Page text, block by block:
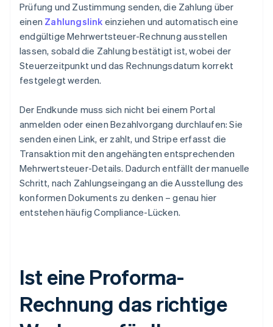
Prüfung und Zustimmung senden, die Zahlung über
einen Zahlungslink einziehen und automatisch eine
endgültige Mehrwertsteuer-Rechnung ausstellen
lassen, sobald die Zahlung bestätigt ist, wobei der
Steuerzeitpunkt und das Rechnungsdatum korrekt
festgelegt werden.
Der Endkunde muss sich nicht bei einem Portal
anmelden oder einen Bezahlvorgang durchlaufen: Sie
senden einen Link, er zahlt, und Stripe erfasst die
Transaktion mit den angehängten entsprechenden
Mehrwertsteuer-Details. Dadurch entfällt der manuelle
Schritt, nach Zahlungseingang an die Ausstellung des
konformen Dokuments zu denken – genau hier
entstehen häufig Compliance-Lücken.
Ist eine Proforma-
Rechnung das richtige